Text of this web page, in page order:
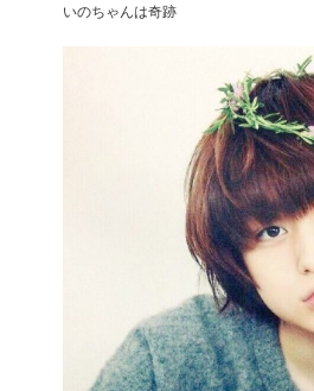
いのちゃんは奇跡